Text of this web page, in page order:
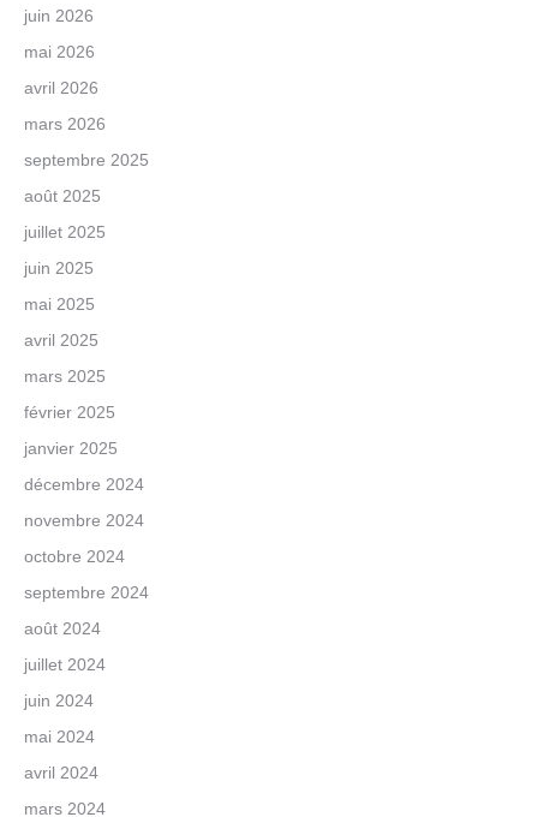
juin 2026
mai 2026
avril 2026
mars 2026
septembre 2025
août 2025
juillet 2025
juin 2025
mai 2025
avril 2025
mars 2025
février 2025
janvier 2025
décembre 2024
novembre 2024
octobre 2024
septembre 2024
août 2024
juillet 2024
juin 2024
mai 2024
avril 2024
mars 2024